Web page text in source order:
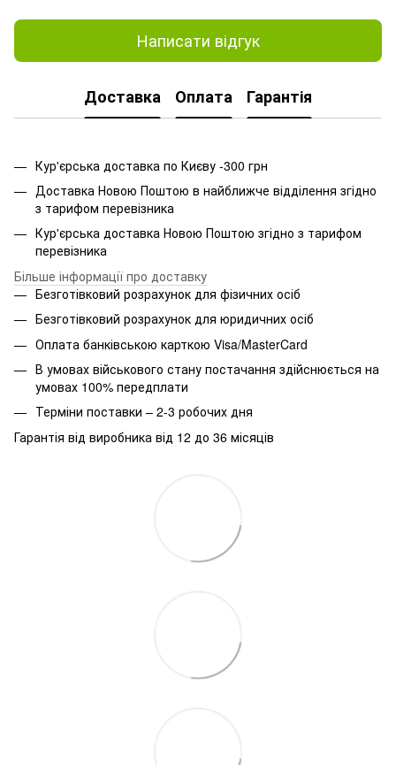
Написати відгук
Доставка Оплата Гарантія
Кур'єрська доставка по Києву -300 грн
Доставка Новою Поштою в найближче відділення згідно
з тарифом перевізника
Кур'єрська доставка Новою Поштою згідно з тарифом
перевізника
Більше інформації про доставку
Безготівковий розрахунок для фізичних осіб
Безготівковий розрахунок для юридичних осіб
Оплата банківською карткою Visa/MasterCard
В умовах військового стану постачання здійснюється на
умовах 100% передплати
Терміни поставки – 2-3 робочих дня
Гарантія від виробника від 12 до 36 місяців